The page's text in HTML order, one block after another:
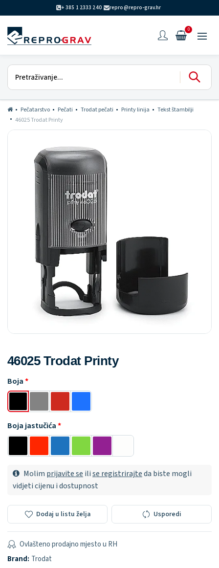
+ 385 1 2333 240 repro@repro-grav.hr
0
Pečatarstvo Pečati Trodat pečati Printy linija
Tekst štambilji
46025 Trodat Printy
46025 Trodat Printy
Boja
Boja jastučića
Molim prijavite se ilise registrirajteda biste mogli
vidjeti cijenu i dostupnost
Dodaj u listu želja Usporedi
Ovlašteno prodajno mjesto u RH
Brand: Trodat